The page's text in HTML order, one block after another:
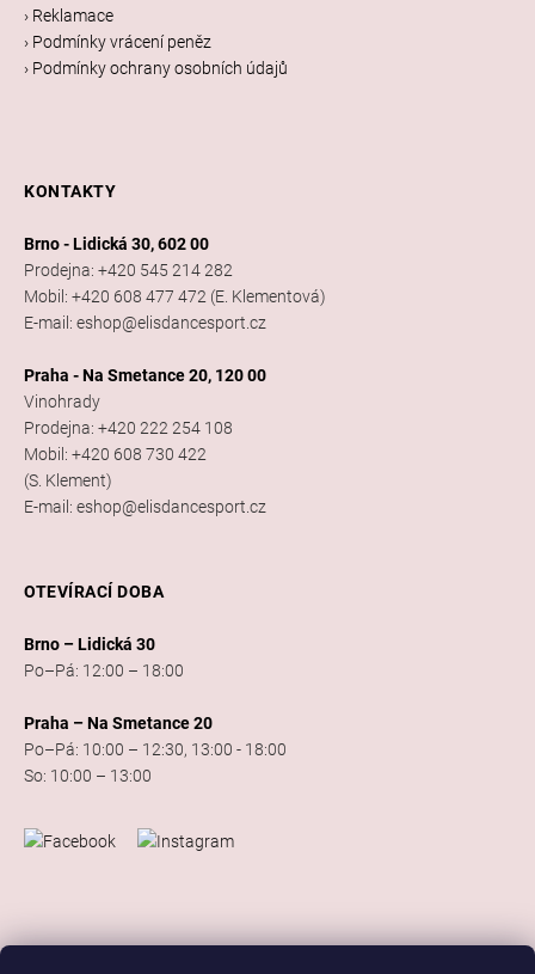
› Reklamace
› Podmínky vrácení peněz
› Podmínky ochrany osobních údajů
KONTAKTY
Brno - Lidická 30, 602 00
Prodejna: +420 545 214 282
Mobil: +420 608 477 472 (E. Klementová)
E-mail: eshop@elisdancesport.cz
Praha - Na Smetance 20, 120 00
Vinohrady
Prodejna: +420 222 254 108
Mobil: +420 608 730 422
(S. Klement)
E-mail: eshop@elisdancesport.cz
OTEVÍRACÍ DOBA
Brno – Lidická 30
Po–Pá: 12:00 – 18:00
Praha – Na Smetance 20
Po–Pá: 10:00 – 12:30, 13:00 - 18:00
So: 10:00 – 13:00